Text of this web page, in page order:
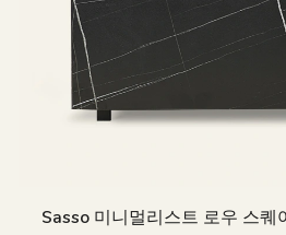
Sasso 미니멀리스트 로우 스퀘